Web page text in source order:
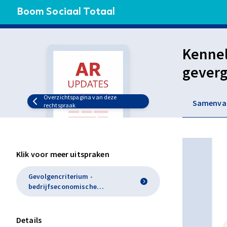
Boom Sociaal Totaal
Overzichtspagina van deze
rechtspraak
Klik voor meer uitspraken
Gevolgencriterium -
bedrijfseconomische
omstandigheden (7:681 lid
Details